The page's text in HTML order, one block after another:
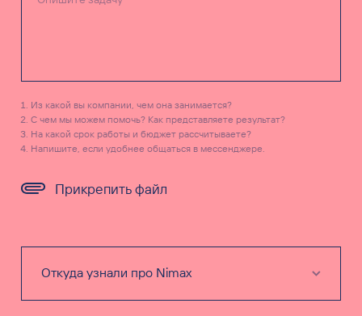
Прикрепить файл
Из какой вы компании, чем она занимается?
С чем мы можем помочь? Как представляете результат?
На какой срок работы и бюджет рассчитываете?
Напишите, если удобнее общаться в мессенджере.